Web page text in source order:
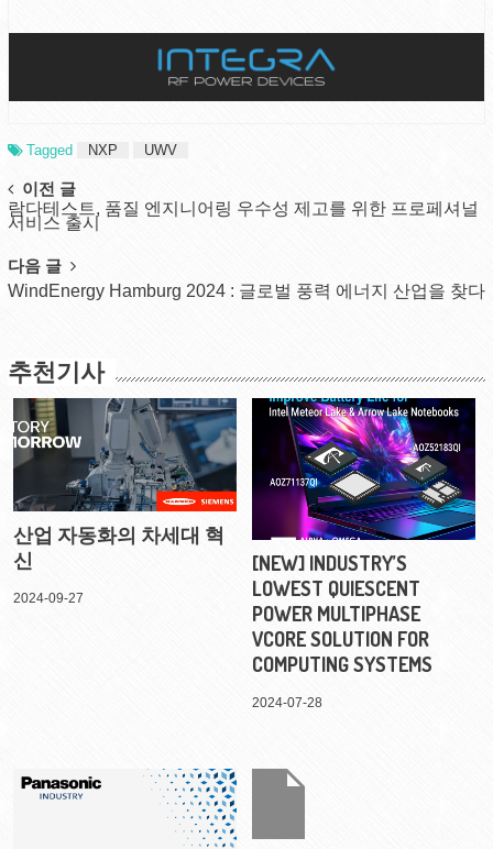
Tagged NXP UWV
Post
navigation
이전 글
람다테스트, 품질 엔지니어링 우수성 제고를 위한 프로페셔널
서비스 출시
다음 글
WindEnergy Hamburg 2024 : 글로벌 풍력 에너지 산업을 찾다
추천기사
산업 자동화의 차세대 혁
신
2024-09-27
[NEW] INDUSTRY’S
LOWEST QUIESCENT
POWER MULTIPHASE
VCORE SOLUTION FOR
COMPUTING SYSTEMS
2024-07-28